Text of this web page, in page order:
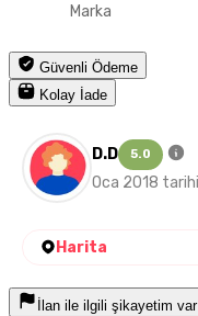
Marka
Güvenli Ödeme
Kolay İade
D.D 5.0
Oca 2018
Harita
İlan ile ilgili şikayetim var